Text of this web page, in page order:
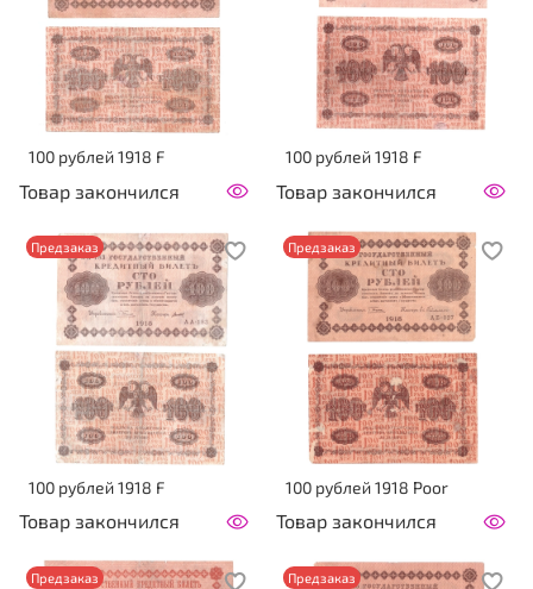
100 рублей 1918 F
Товар закончился
100 рублей 1918 F
Товар закончился
Предзаказ
100 рублей 1918 F
Товар закончился
Предзаказ
100 рублей 1918 Poor
Товар закончился
Предзаказ Предзаказ